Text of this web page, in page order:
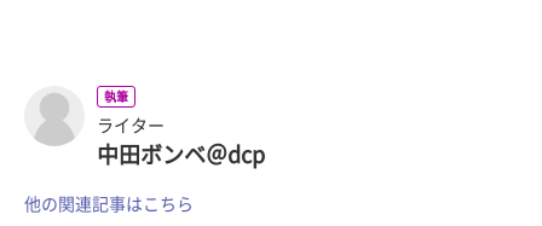
執筆
ライター
中田ボンベ＠dcp
他の関連記事はこちら